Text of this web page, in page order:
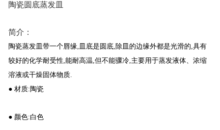
陶瓷圆底蒸发皿
简介：
陶瓷蒸发皿带一个唇缘,皿底是圆底,除皿的边缘外都是光滑的,具有
较好的化学耐受性,能耐高温,但不能骤冷,主要用于蒸发液体、浓缩
溶液或干燥固体物质.
● 材质:陶瓷
● 颜色:白色